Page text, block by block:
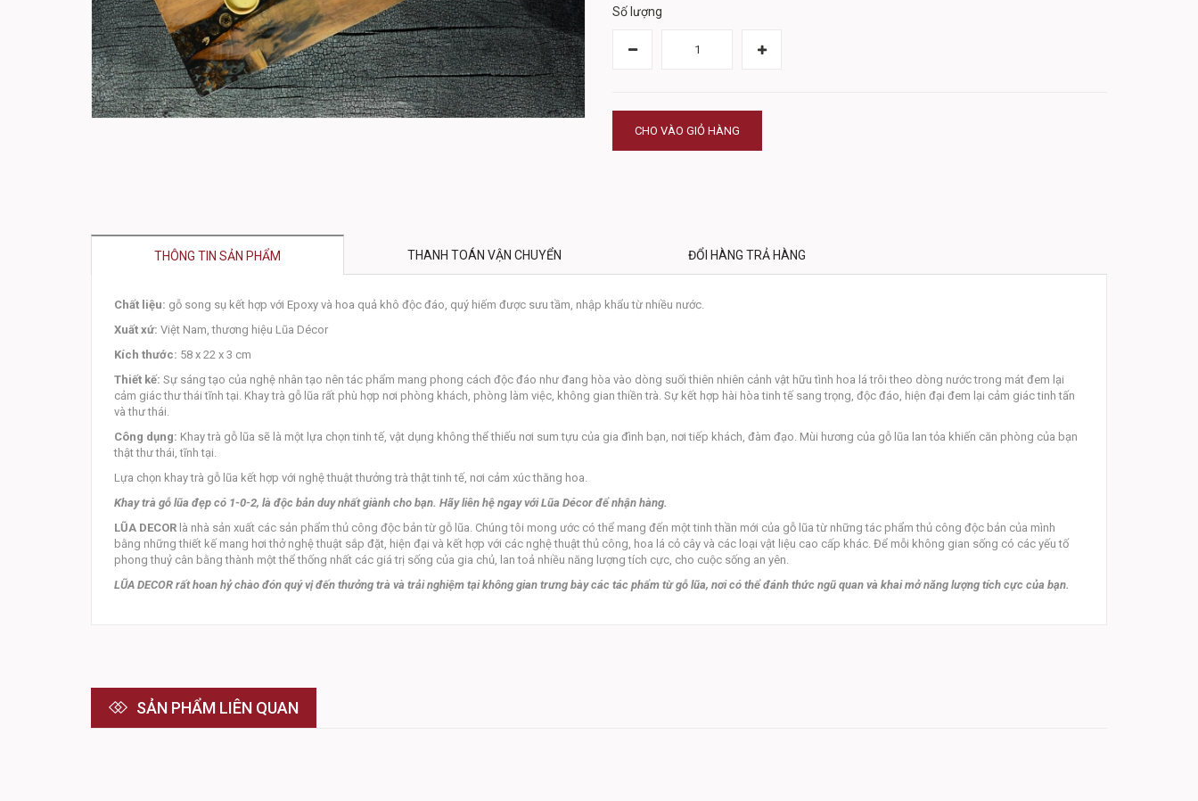
Số lượng
CHO VÀO GIỎ HÀNG
THÔNG TIN SẢN PHẨM THANH TOÁN VẬN CHUYỂN ĐỔI HÀNG TRẢ HÀNG
Chất liệu: gỗ song sụ kết hợp với Epoxy và hoa quả khô độc đáo, quý hiếm được sưu tầm, nhập khẩu từ nhiều nước.
Xuất xứ: Việt Nam, thương hiệu Lũa Décor
Kích thước: 58 x 22 x 3 cm
Thiết kế: Sự sáng tạo của nghệ nhân tạo nên tác phẩm mang phong cách độc đáo như đang hòa vào dòng suối thiên nhiên cảnh vật hữu tình hoa lá trôi theo dòng nước trong mát đem lại
cảm giác thư thái tĩnh tại. Khay trà gỗ lũa rất phù hợp nơi phòng khách, phòng làm việc, không gian thiền trà. Sự kết hợp hài hòa tinh tế sang trọng, độc đáo, hiện đại đem lại cảm giác tinh tấn
và thư thái.
Công dụng: Khay trà gỗ lũa sẽ là một lựa chọn tinh tế, vật dụng không thể thiếu nơi sum tựu của gia đình bạn, nơi tiếp khách, đàm đạo. Mùi hương của gỗ lũa lan tỏa khiến căn phòng của bạn
thật thư thái, tĩnh tại.
Lựa chọn khay trà gỗ lũa kết hợp với nghệ thuật thưởng trà thật tinh tế, nơi cảm xúc thăng hoa.
Khay trà gỗ lũa đẹp có 1-0-2, là độc bản duy nhất giành cho bạn. Hãy liên hệ ngay với Lũa Décor để nhận hàng.
LŨA DECOR là nhà sản xuất các sản phẩm thủ công độc bản từ gỗ lũa. Chúng tôi mong ước có thể mang đến một tinh thần mới của gỗ lũa từ những tác phẩm thủ công độc bản của mình
bằng những thiết kế mang hơi thở nghệ thuật sắp đặt, hiện đại và kết hợp với các nghệ thuật thủ công, hoa lá cỏ cây và các loại vật liệu cao cấp khác. Để mỗi không gian sống có các yếu tố
phong thuỷ cân bằng thành một thể thống nhất các giá trị sống của gia chủ, lan toả nhiều năng lượng tích cực, cho cuộc sống an yên.
LŨA DECOR rất hoan hỷ chào đón quý vị đến thưởng trà và trải nghiệm tại không gian trưng bày các tác phẩm từ gỗ lũa, nơi có thể đánh thức ngũ quan và khai mở năng lượng tích cực của bạn.
SẢN PHẨM LIÊN QUAN